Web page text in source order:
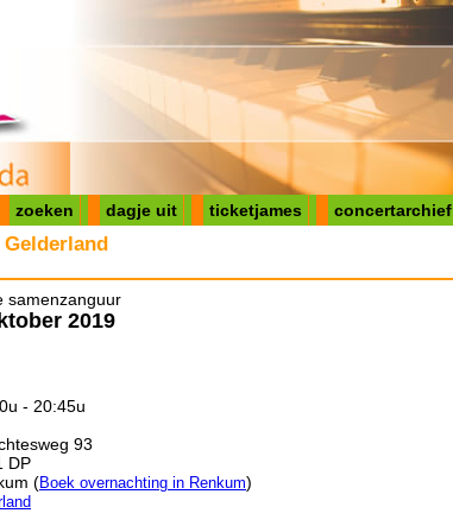
zoeken dagje uit ticketjames concertarchief
Gelderland
samenzanguur
2019
- 20:45u
93
DP
(Boek overnachting in Renkum)